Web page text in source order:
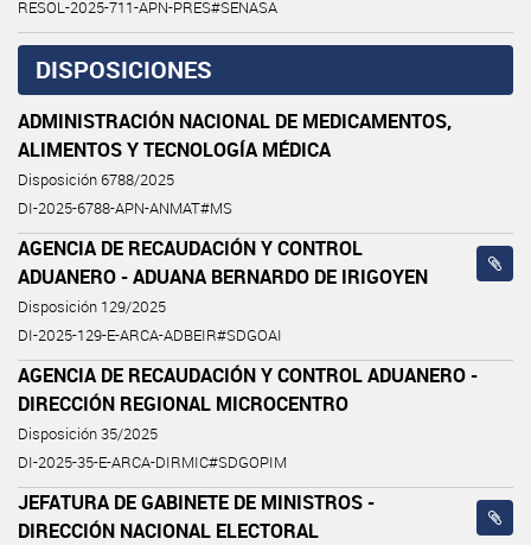
RESOL-2025-711-APN-PRES#SENASA
DISPOSICIONES
ADMINISTRACIÓN NACIONAL DE MEDICAMENTOS,
ALIMENTOS Y TECNOLOGÍA MÉDICA
Disposición 6788/2025
DI-2025-6788-APN-ANMAT#MS
AGENCIA DE RECAUDACIÓN Y CONTROL
ADUANERO - ADUANA BERNARDO DE IRIGOYEN
Disposición 129/2025
DI-2025-129-E-ARCA-ADBEIR#SDGOAI
AGENCIA DE RECAUDACIÓN Y CONTROL ADUANERO -
DIRECCIÓN REGIONAL MICROCENTRO
Disposición 35/2025
DI-2025-35-E-ARCA-DIRMIC#SDGOPIM
JEFATURA DE GABINETE DE MINISTROS -
DIRECCIÓN NACIONAL ELECTORAL